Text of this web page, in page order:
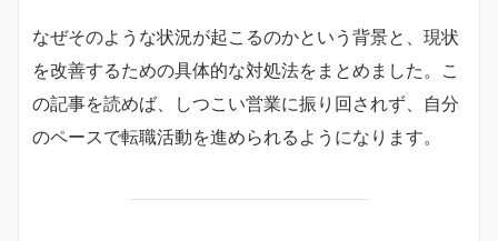
なぜそのような状況が起こるのかという背景と、現状
を改善するための具体的な対処法をまとめました。こ
の記事を読めば、しつこい営業に振り回されず、自分
のペースで転職活動を進められるようになります。